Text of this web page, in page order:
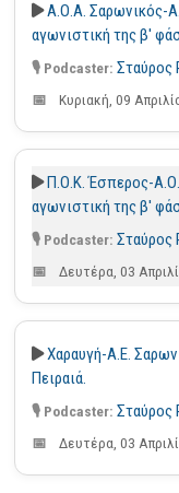
Α.Ο.Α. Σαρωνικός-
αγωνιστική της β'
Σταύρος
Κυριακή, 09
Π.Ο.Κ. Έσπερος-
αγωνιστική της β'
Σταύρος
Δευτέρα, 03
Χαραυγή-Α.Ε.
Πειραιά.
Σταύρος
Δευτέρα, 03